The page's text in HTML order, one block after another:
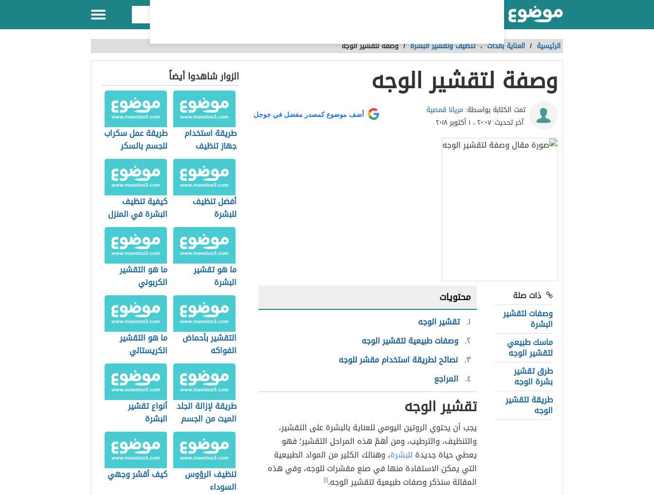
الرئيسية / العناية بالذات،تنظيف وتقشير البشرة /وصفة لتقشير الوجه
وصفة لتقشير الوجه
تمت الكتابة بواسطة: مريانا قمصية
آخر تحديث:٢٠:٠٧ ، ١ أكتوبر ٢٠١٨
أضف موضوع كمصدر مفضل في جوجل
ذات صلة
وصفات لتقشير
البشرة
ماسك طبيعي
لتقشير الوجه
طرق تقشير
بشرة الوجه
طريقة لتقشير
الوجه
محتويات
١ تقشير الوجه
٢ وصفات طبيعية لتقشير الوجه
٣ نصائح لطريقة استخدام مقشر للوجه
٤ المراجع
تقشير الوجه
يجب أن يحتوي الروتين اليومي للعناية بالبشرة على التقشير،
والتنظيف، والترطيب، ومن أهمّ هذه المراحل التقشير؛ فهو
يعطي حياة جديدة للبشرة، وهنالك الكثير من المواد الطبيعية
التي يمكن الاستفادة منها في صنع مقشرات للوجه، وفي هذه
المقالة سنذكر وصفات طبيعية لتقشير الوجه.[١]
الزوار شاهدوا أيضاً
طريقة استخدام
جهاز تنظيف
البشرة
طريقة عمل سكراب
للجسم بالسكر
أفضل تنظيف
للبشرة
كيفية تنظيف
البشرة في المنزل
ما هو تقشير
البشرة
ما هو التقشير
الكربوني
التقشير بأحماض
الفواكه
ما هو التقشير
الكريستالي
طريقة لإزالة الجلد
الميت من الجسم
أنواع تقشير
البشرة
تنظيف الرؤوس
السوداء
كيف أقشر وجهي